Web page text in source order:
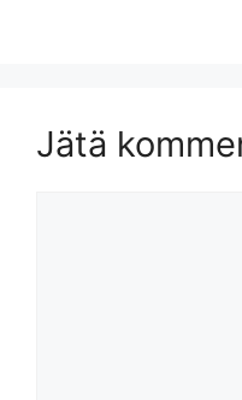
Jätä